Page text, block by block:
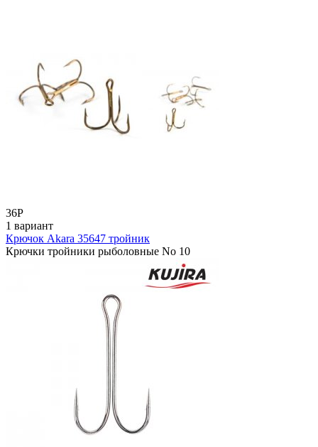
36Р
1 вариант
Крючок Akara 35647 тройник
Крючки тройники рыболовные No 10